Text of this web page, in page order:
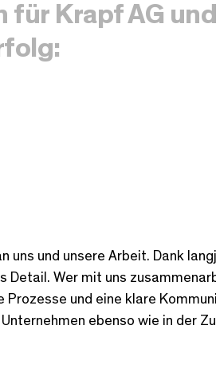
für Krapf AG
uns und unsere Arbeit. Dank
Detail. Wer mit uns
und eine klare
ebenso wie in der